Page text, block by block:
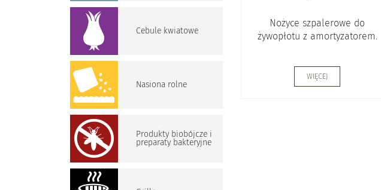
Cebule kwiatowe
Nasiona rolne
Produkty biobójcze i
preparaty bakteryjne
Nożyce szpalerowe do
żywopłotu z amortyzatorem.
WIĘCEJ